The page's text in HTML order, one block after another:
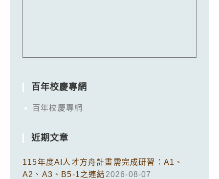
百年校慶專網
百年校慶專網
近期文章
115年度AI人才方舟計畫需完成研習：A1、
A2、A3、B5-1之連結2026-08-07